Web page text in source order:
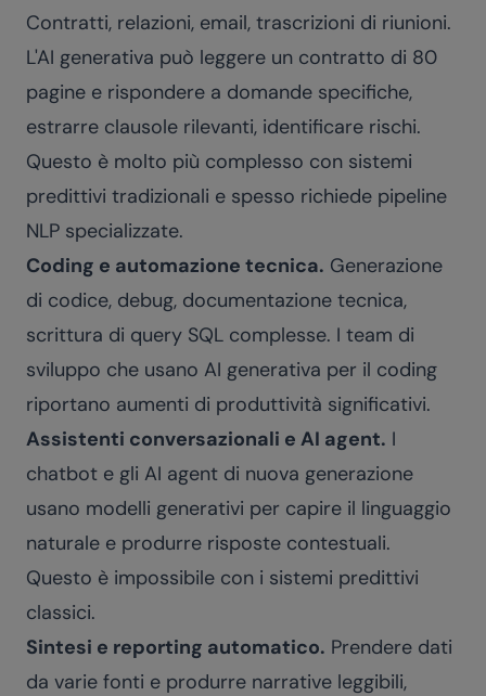
Contratti, relazioni, email, trascrizioni di riunioni.
L'AI generativa può leggere un contratto di 80
pagine e rispondere a domande specifiche,
estrarre clausole rilevanti, identificare rischi.
Questo è molto più complesso con sistemi
predittivi tradizionali e spesso richiede pipeline
NLP specializzate.
Coding e automazione tecnica. Generazione
di codice, debug, documentazione tecnica,
scrittura di query SQL complesse. I team di
sviluppo che usano AI generativa per il coding
riportano aumenti di produttività significativi.
Assistenti conversazionali e AI agent. I
chatbot e gli AI agent di nuova generazione
usano modelli generativi per capire il linguaggio
naturale e produrre risposte contestuali.
Questo è impossibile con i sistemi predittivi
classici.
Sintesi e reporting automatico. Prendere dati
da varie fonti e produrre narrative leggibili,